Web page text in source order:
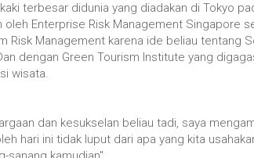
terbesar didunia yang diadakan di Tokyo
oleh Enterprise Risk Management Singapore
Risk Management karena ide beliau tentang
dengan Green Tourism Institute yang
wisata.
dan kesukselan beliau tadi, saya
hari ini tidak luput dari apa yang kita